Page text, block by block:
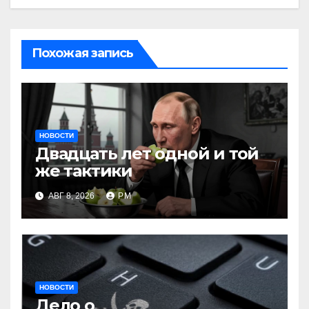
Похожая запись
НОВОСТИ
Двадцать лет одной и той
же тактики
АВГ 8, 2026 РМ
НОВОСТИ
Дело о